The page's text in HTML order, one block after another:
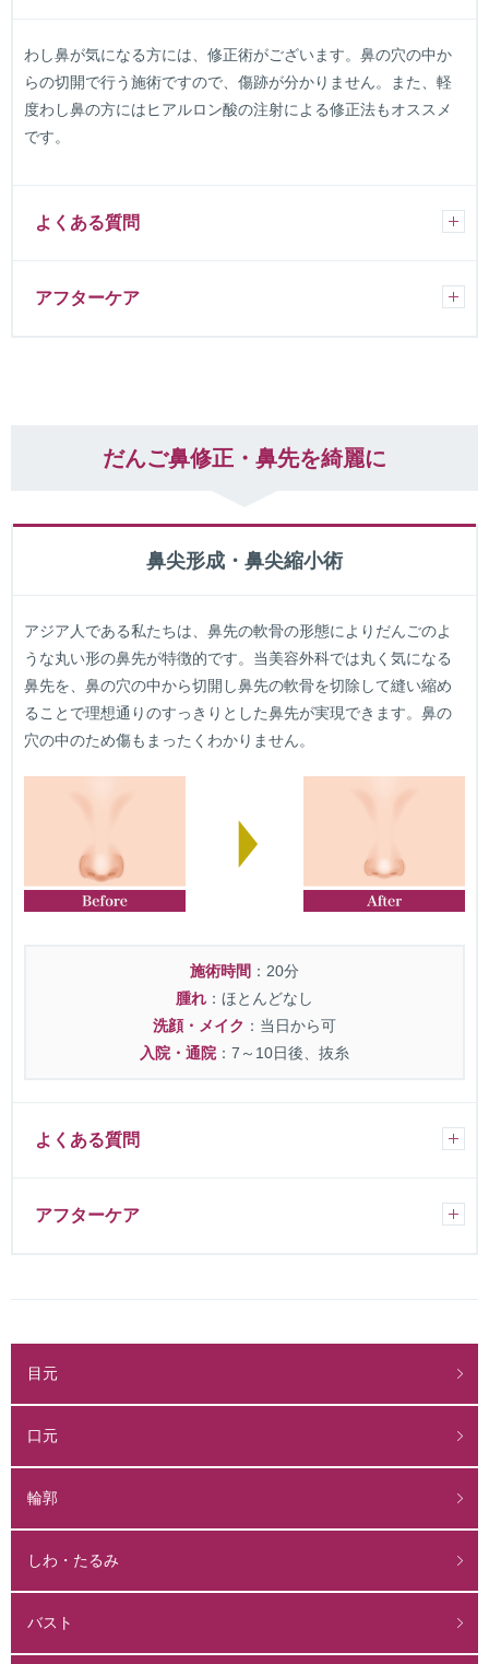
わし鼻が気になる方には、修正術がございます。鼻の穴の中か
らの切開で行う施術ですので、傷跡が分かりません。また、軽
度わし鼻の方にはヒアルロン酸の注射による修正法もオススメ
です。
よくある質問
アフターケア
だんご鼻修正・鼻先を綺麗に
鼻尖形成・鼻尖縮小術
アジア人である私たちは、鼻先の軟骨の形態によりだんごのよ
うな丸い形の鼻先が特徴的です。当美容外科では丸く気になる
鼻先を、鼻の穴の中から切開し鼻先の軟骨を切除して縫い縮め
ることで理想通りのすっきりとした鼻先が実現できます。鼻の
穴の中のため傷もまったくわかりません。
施術時間 ：20分
腫れ ：ほとんどなし
洗顔・メイク ：当日から可
入院・通院 ：7～10日後、抜糸
よくある質問
アフターケア
目元
口元
輪郭
しわ・たるみ
バスト